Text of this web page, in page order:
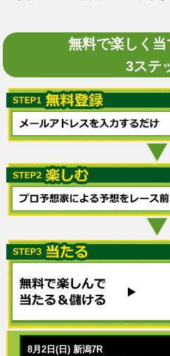
無料で楽しく
3ステ
8月2日(日) 新潟7R